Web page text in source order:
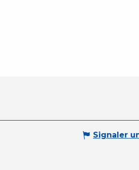
Signaler